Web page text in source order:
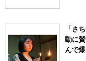
「さ
動に
んで